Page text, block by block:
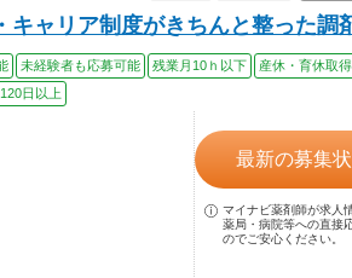
キャリア制度がきちんと整った調
未経験者も応募可能 残業月10ｈ以下 産休・育休取
日以上
最新の募集
マイナビ薬剤師が求人
薬局・病院等への直接
のでご安心ください。